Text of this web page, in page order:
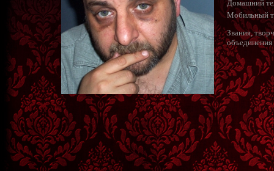
Домашний
Мобильный
Звания,
объединения